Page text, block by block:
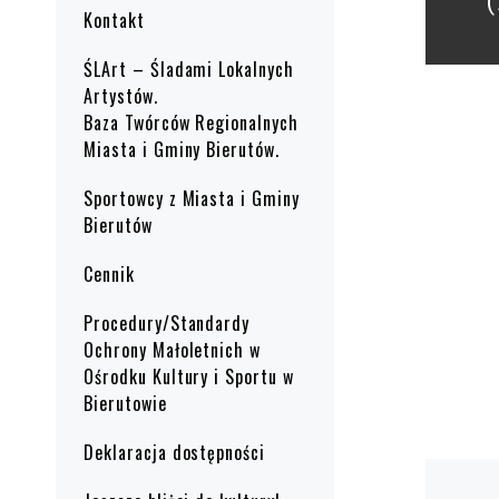
Kontakt
ŚLArt – Śladami Lokalnych
Artystów.
Baza Twórców Regionalnych
Miasta i Gminy Bierutów.
Sportowcy z Miasta i Gminy
Bierutów
Cennik
Procedury/Standardy
Ochrony Małoletnich w
Ośrodku Kultury i Sportu w
Bierutowie
Deklaracja dostępności